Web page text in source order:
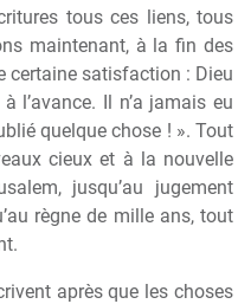
tous ces liens, tous
maintenant, à la fin des
certaine satisfaction : Dieu
l’avance. Il n’a jamais eu
quelque chose ! ». Tout
cieux et à la nouvelle
jusqu’au jugement
règne de mille ans, tout
après que les choses